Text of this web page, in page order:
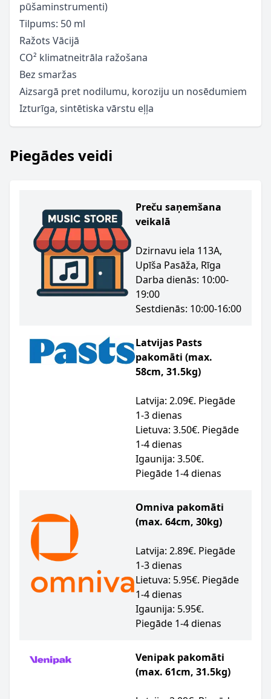
pūšaminstrumenti)
Tilpums: 50 ml
Ražots Vācijā
CO² klimatneitrāla ražošana
Bez smaržas
Aizsargā pret nodilumu, koroziju un nosēdumiem
Izturīga, sintētiska vārstu eļļa
Piegādes veidi
Preču saņemšana
veikalā
Dzirnavu iela 113A,
Upīša Pasāža, Rīga
Darba dienās: 10:00-
19:00
Sestdienās: 10:00-16:00
Latvijas Pasts
pakomāti (max.
58cm, 31.5kg)
Latvija: 2.09€. Piegāde
1-3 dienas
Lietuva: 3.50€. Piegāde
1-4 dienas
Igaunija: 3.50€.
Piegāde 1-4 dienas
Omniva pakomāti
(max. 64cm, 30kg)
Latvija: 2.89€. Piegāde
1-3 dienas
Lietuva: 5.95€. Piegāde
1-4 dienas
Igaunija: 5.95€.
Piegāde 1-4 dienas
Venipak pakomāti
(max. 61cm, 31.5kg)